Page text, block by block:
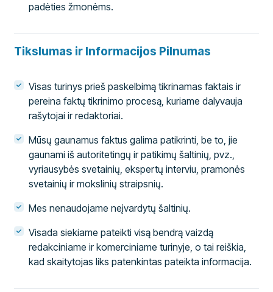
padėties žmonėms.
Tikslumas ir Informacijos Pilnumas
Visas turinys prieš paskelbimą tikrinamas faktais ir
pereina faktų tikrinimo procesą, kuriame dalyvauja
rašytojai ir redaktoriai.
Mūsų gaunamus faktus galima patikrinti, be to, jie
gaunami iš autoritetingų ir patikimų šaltinių, pvz.,
vyriausybės svetainių, ekspertų interviu, pramonės
svetainių ir mokslinių straipsnių.
Mes nenaudojame neįvardytų šaltinių.
Visada siekiame pateikti visą bendrą vaizdą
redakciniame ir komerciniame turinyje, o tai reiškia,
kad skaitytojas liks patenkintas pateikta informacija.